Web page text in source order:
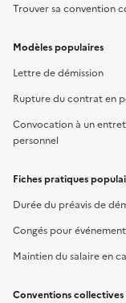
Trouver sa convention
Modèles populaires
Lettre de démission
Rupture du contrat en
Convocation à un
personnel
Fiches pratiques
Durée du préavis de
Congés pour
Maintien du salaire en
Conventions